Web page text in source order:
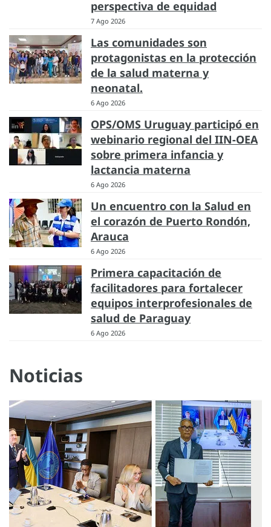
perspectiva de equidad
7 Ago 2026
Las comunidades son
protagonistas en la protección
de la salud materna y
neonatal.
6 Ago 2026
OPS/OMS Uruguay participó en
webinario regional del IIN-OEA
sobre primera infancia y
lactancia materna
6 Ago 2026
Un encuentro con la Salud en
el corazón de Puerto Rondón,
Arauca
6 Ago 2026
Primera capacitación de
facilitadores para fortalecer
equipos interprofesionales de
salud de Paraguay
6 Ago 2026
Noticias